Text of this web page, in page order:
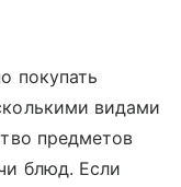
покупать
видами
предметов
блюд. Если